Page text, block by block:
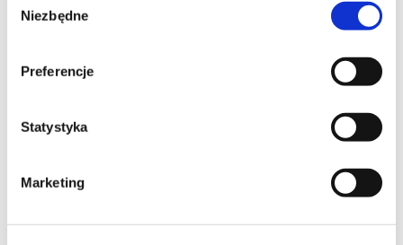
zgody
Niezbędne
Preferencje
Statystyka
Marketing
Babeczki śmietankowe